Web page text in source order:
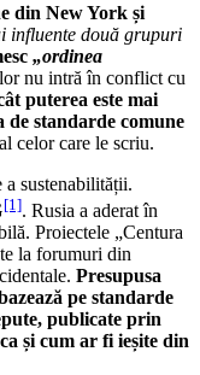
din New York și
influente două grupuri
„ordinea
nu intră în conflict cu
puterea este mai
de standarde comune
celor care le scriu.
a sustenabilității.
[1]. Rusia a aderat în
Proiectele „Centura
la forumuri din
Presupusa
pe standarde
publicate prin
și cum ar fi ieșite din